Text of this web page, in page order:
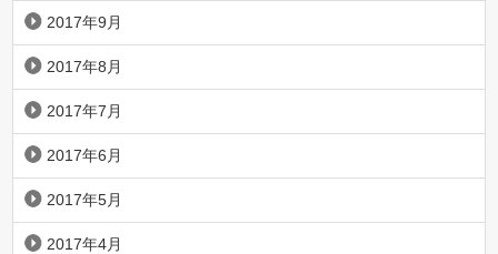
2017年9月
2017年8月
2017年7月
2017年6月
2017年5月
2017年4月